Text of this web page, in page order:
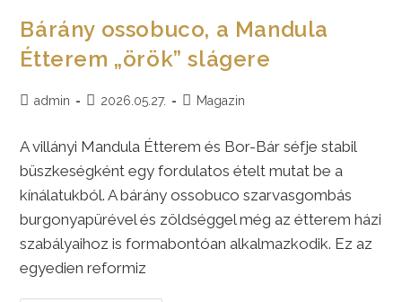
Bárány ossobuco, a Mandula
Étterem „örök” slágere
Postadmin
Post2026.05.27.
PostMagazin
A villányi Mandula Étterem és Bor-Bár séfje stabil
büszkeségként egy fordulatos ételt mutat be a
kínálatukból. A bárány ossobuco szarvasgombás
burgonyapürével és zöldséggel még az étterem házi
szabályaihoz is formabontóan alkalmazkodik. Ez az
egyedien reformiz